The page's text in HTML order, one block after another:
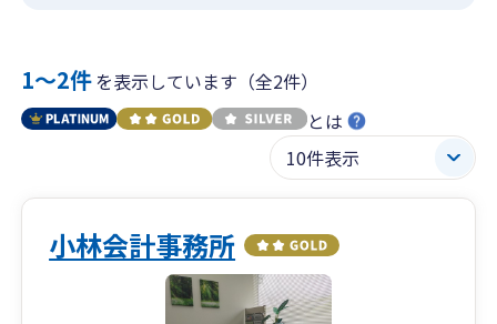
1〜2件を表示しています（全2件）
とは
小林会計事務所